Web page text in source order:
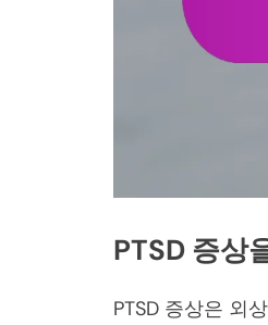
PTSD 증상
PTSD 증상은 외